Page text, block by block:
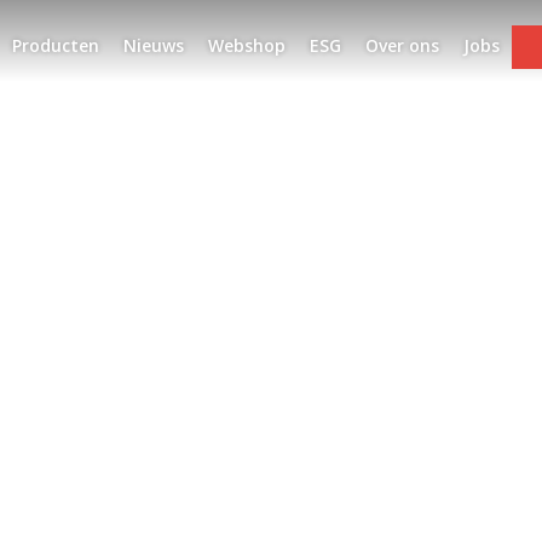
Producten Nieuws Webshop ESG Over ons Jobs